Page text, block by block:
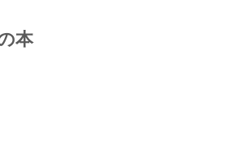
本